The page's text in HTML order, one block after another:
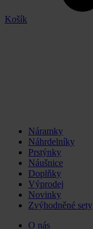
Košík
Náramky
Náhrdelníky
Prstýnky
Náušnice
Doplňky
Výprodej
Novinky
Zvýhodněné sety
O nás